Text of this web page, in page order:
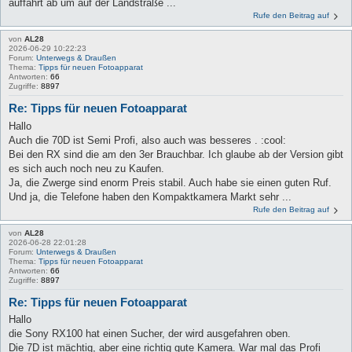
auffahrt ab um auf der Landstraße ...
Rufe den Beitrag auf
von AL28
2026-06-29 10:22:23
Forum: Unterwegs & Draußen
Thema: Tipps für neuen Fotoapparat
Antworten: 66
Zugriffe: 8897
Re: Tipps für neuen Fotoapparat
Hallo
Auch die 70D ist Semi Profi, also auch was besseres . :cool:
Bei den RX sind die am den 3er Brauchbar. Ich glaube ab der Version gibt
es sich auch noch neu zu Kaufen.
Ja, die Zwerge sind enorm Preis stabil. Auch habe sie einen guten Ruf.
Und ja, die Telefone haben den Kompaktkamera Markt sehr ...
Rufe den Beitrag auf
von AL28
2026-06-28 22:01:28
Forum: Unterwegs & Draußen
Thema: Tipps für neuen Fotoapparat
Antworten: 66
Zugriffe: 8897
Re: Tipps für neuen Fotoapparat
Hallo
die Sony RX100 hat einen Sucher, der wird ausgefahren oben.
Die 7D ist mächtig, aber eine richtig gute Kamera. War mal das Profi